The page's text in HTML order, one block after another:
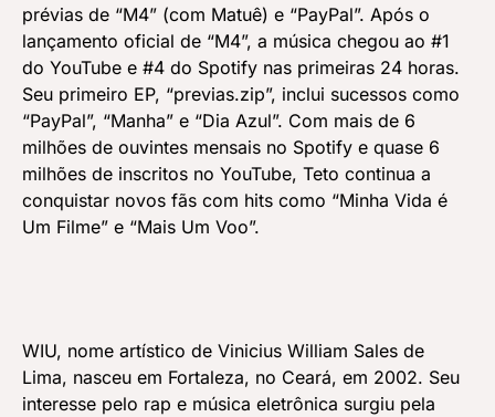
prévias de “M4” (com Matuê) e “PayPal”. Após o
lançamento oficial de “M4”, a música chegou ao #1
do YouTube e #4 do Spotify nas primeiras 24 horas.
Seu primeiro EP, “previas.zip”, inclui sucessos como
“PayPal”, “Manha” e “Dia Azul”. Com mais de 6
milhões de ouvintes mensais no Spotify e quase 6
milhões de inscritos no YouTube, Teto continua a
conquistar novos fãs com hits como “Minha Vida é
Um Filme” e “Mais Um Voo”.
WIU, nome artístico de Vinicius William Sales de
Lima, nasceu em Fortaleza, no Ceará, em 2002. Seu
interesse pelo rap e música eletrônica surgiu pela